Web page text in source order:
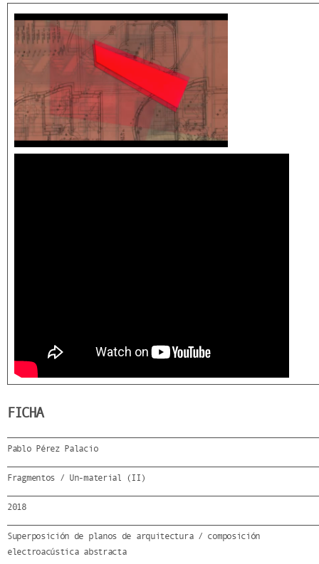
FICHA
Pablo Pérez Palacio
Fragmentos / Un-material (II)
2018
Superposición de planos de arquitectura / composición
electroacústica abstracta